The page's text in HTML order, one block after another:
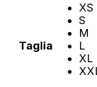
Taglia
XS
S
M
L
XL